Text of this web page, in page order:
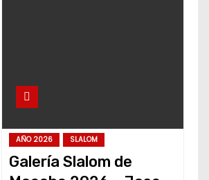
AÑO 2026 SLALOM
Galería Slalom de